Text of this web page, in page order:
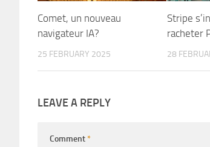
Comet, un nouveau
navigateur IA?
25 FEBRUARY 2025
Stripe
racheter
28
LEAVE A REPLY
Comment*